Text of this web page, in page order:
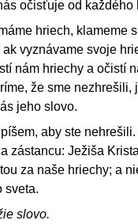
očisťuje od každého
hriech, klameme
vyznávame svoje
nám hriechy a očistí
že sme nezhrešili,
jeho slovo.
aby ste
zástancu: Ježiša
za naše hriechy; a
sveta.
slovo.